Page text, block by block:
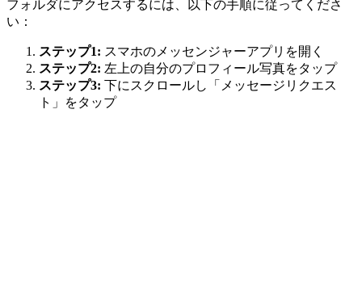
フォルダにアクセスするには、以下の手順に従ってくださ
い：
ステップ1: スマホのメッセンジャーアプリを開く
ステップ2: 左上の自分のプロフィール写真をタップ
ステップ3: 下にスクロールし「メッセージリクエス
ト」をタップ